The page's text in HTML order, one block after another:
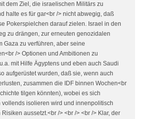
dem Ziel, die israelischen Militärs zu
halte es für gar<br /> nicht abwegig, daß
Pokerspielchen darauf zielen. Israel in den
zu drängen, zur erneuten genozidalen
Gaza zu verführen, aber seine
/> Optionen und Ambitionen zu
mit Hilfe Ägyptens und eben auch Saudi
aufgerüstet wurden, daß sie, wenn auch
zusammen die IDF binnen Wochen<br
tilgen könnten), wobei es sich
isolieren wird und innenpolitisch
aussetzt.<br /> <br /> <br /> Klar, der